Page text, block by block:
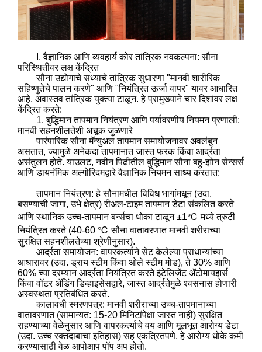
I. वैज्ञानिक आणि व्यवहार्य कोर तांत्रिक नवकल्पना: सौना
परिस्थितीवर लक्ष केंद्रित
सौना उद्योगाचे सध्याचे तांत्रिक सुधारणा "मानवी शारीरिक
सहिष्णुतेचे पालन करणे" आणि "नियंत्रित ऊर्जा वापर" यावर आधारित
आहे, अवास्तव तांत्रिक युक्त्या टाळून. हे प्रामुख्याने चार दिशांवर लक्ष
केंद्रित करते:
1. बुद्धिमान तापमान नियंत्रण आणि पर्यावरणीय नियमन प्रणाली:
मानवी सहनशीलतेशी अचूक जुळणारे
पारंपारिक सौना मॅन्युअल तापमान समायोजनावर अवलंबून
असतात, ज्यामुळे अनेकदा तापमानात जास्त फरक किंवा आर्द्रता
असंतुलन होते. याउलट, नवीन पिढीतील बुद्धिमान सौना बहु-झोन सेन्सर्स
आणि डायनॅमिक अल्गोरिदमद्वारे वैज्ञानिक नियमन साध्य करतात:
तापमान नियंत्रण: हे सौनामधील विविध भागांमधून (उदा.
बसण्याची जागा, उभे क्षेत्र) रीअल-टाइम तापमान डेटा संकलित करते
आणि स्थानिक उच्च-तापमान बर्न्सचा धोका टाळून ±1℃ मध्ये त्रुटी
नियंत्रित करते (40-60 ℃ सौना वातावरणात मानवी शरीराच्या
सुरक्षित सहनशीलतेच्या श्रेणीनुसार).
आर्द्रता समायोजन: वापरकर्त्याने सेट केलेल्या प्राधान्यांच्या
आधारावर (उदा. ड्राय स्टीम किंवा ओले स्टीम मोड), ते 30% आणि
60% च्या दरम्यान आर्द्रता नियंत्रित करते इंटेलिजेंट ॲटोमायझर्स
किंवा वॉटर ॲडिंग डिव्हाइसेसद्वारे, जास्त आर्द्रतेमुळे श्वसनास होणारी
अस्वस्थता प्रतिबंधित करते.
कालावधी स्मरणपत्र: मानवी शरीराच्या उच्च-तापमानाच्या
वातावरणात (सामान्यत: 15-20 मिनिटांपेक्षा जास्त नाही) सुरक्षित
राहण्याच्या वेळेनुसार आणि वापरकर्त्याचे वय आणि मूलभूत आरोग्य डेटा
(उदा. उच्च रक्तदाबाचा इतिहास) सह एकत्रितपणे, हे आरोग्य धोके कमी
करण्यासाठी वेळ आपोआप पॉप अप होतो.